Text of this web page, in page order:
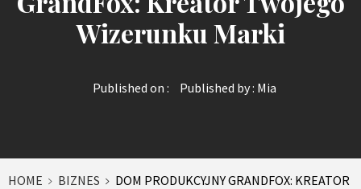
Wizerunku Marki
Published on : Published by : Mia
HOME BIZNES
DOM PRODUKCYJNY GRANDFOX: KREATOR